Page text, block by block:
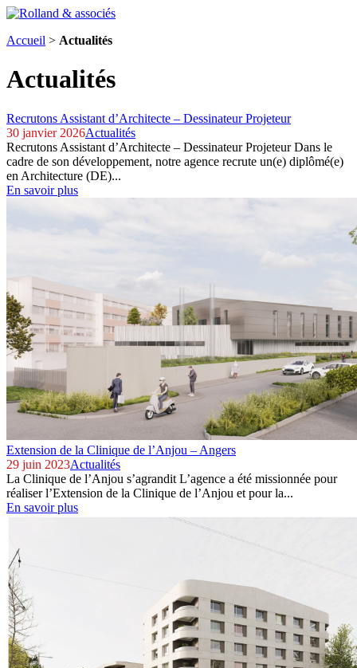
Accueil > Actualités
Actualités
Recrutons Assistant d’Architecte – Dessinateur Projeteur
30 janvier 2026Actualités
Recrutons Assistant d’Architecte – Dessinateur Projeteur Dans le
cadre de son développement, notre agence recrute un(e) diplômé(e)
en Architecture (DE)...
En savoir plus
Extension de la Clinique de l’Anjou – Angers
29 juin 2023Actualités
La Clinique de l’Anjou s’agrandit L’agence a été missionnée pour
réaliser l’Extension de la Clinique de l’Anjou et pour la...
En savoir plus